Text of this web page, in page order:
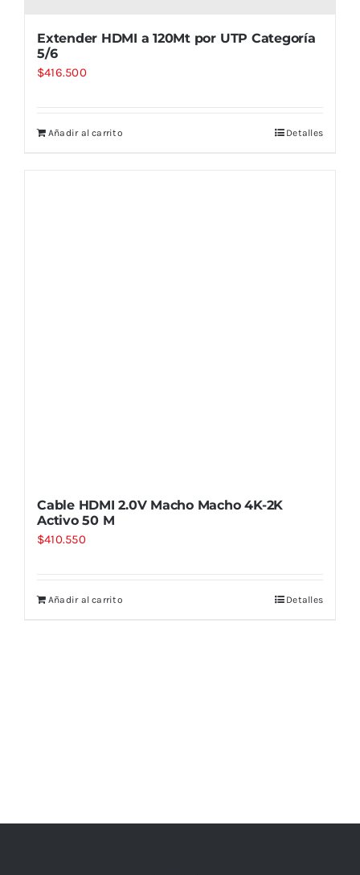
Extender HDMI a 120Mt por UTP Categoría
5/6
$416.500
Añadir al carrito Detalles
Cable HDMI 2.0V Macho Macho 4K-2K
Activo 50 M
$410.550
Añadir al carrito Detalles